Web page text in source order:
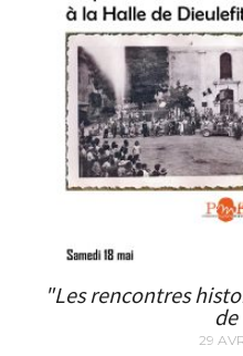
"Les rencontres
29